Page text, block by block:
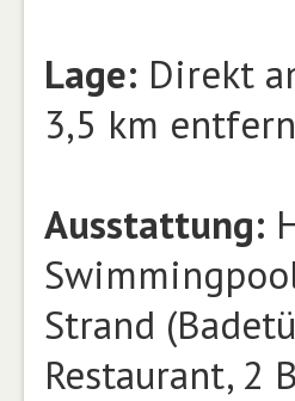
Lage: Direkt
3,5 km
Ausstattung:
Strand
Restaurant, 2